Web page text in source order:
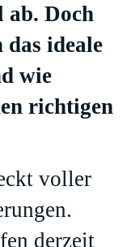
Doch
ideale
wie
richtigen
voller
derzeit